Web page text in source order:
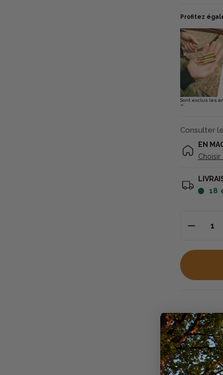
Profitez
Sont exclus les
».
Consulter
EN
18
Description
Armes